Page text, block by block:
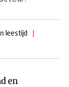
leestijd
|
en